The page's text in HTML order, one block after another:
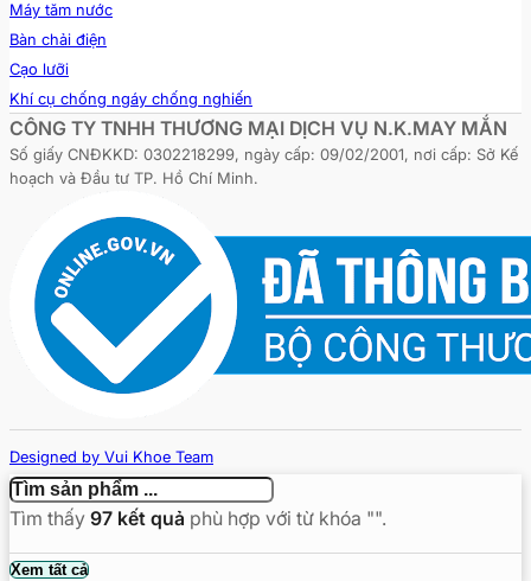
Máy tăm nước
Bàn chải điện
Cạo lưỡi
Khí cụ chống ngáy chống nghiến
CÔNG TY TNHH THƯƠNG MẠI DỊCH VỤ N.K.MAY MẮN
Số giấy CNĐKKD: 0302218299, ngày cấp: 09/02/2001, nơi cấp: Sở Kế
hoạch và Đầu tư TP. Hồ Chí Minh.
Designed by Vui Khoe Team
Copyright © 2026 - vuikhoe.vn
Tìm thấy 97 kết quả phù hợp với từ khóa "".
Tìm
Xem tất cả